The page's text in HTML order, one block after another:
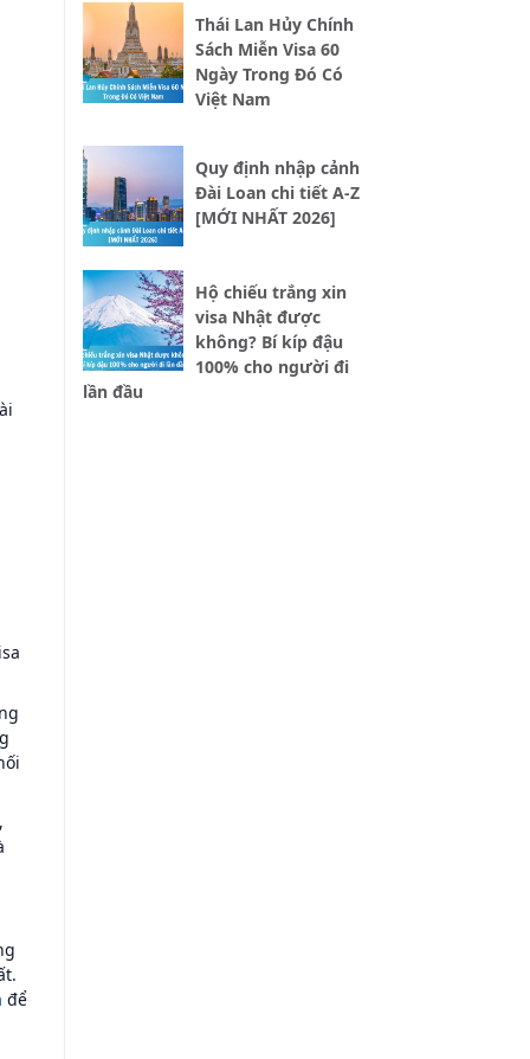
để
Thái Lan Hủy Chính
Sách Miễn Visa 60
Ngày Trong Đó Có
Việt Nam
Quy định nhập cảnh
Đài Loan chi tiết A-Z
[MỚI NHẤT 2026]
Hộ chiếu trắng xin
visa Nhật được
không? Bí kíp đậu
100% cho người đi
lần đầu